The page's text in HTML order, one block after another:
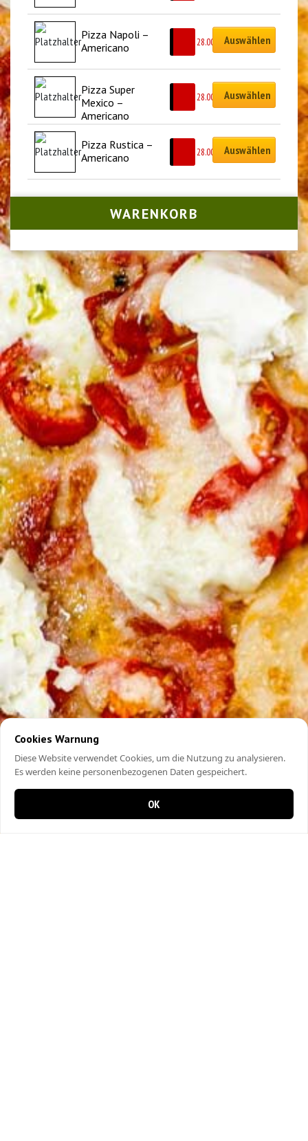
Pizza Napoli –
Americano
28.00 Auswählen
Pizza Super
Mexico –
Americano
28.00 Auswählen
Pizza Rustica –
Americano
28.00 Auswählen
WARENKORB
Cookies Warnung
Diese Website verwendet Cookies, um die Nutzung zu analysieren.
Es werden keine personenbezogenen Daten gespeichert.
OK